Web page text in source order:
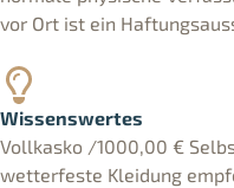
vor Ort ist ein
Wissenswertes
Vollkasko /1000,00 €
wetterfeste Kleidung